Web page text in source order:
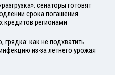
сенаторы готовят
срока погашения
кредитов регионами
грядка: как не подхватить
из-за летнего урожая